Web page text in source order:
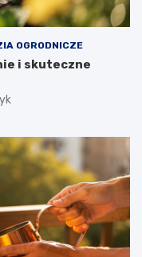
OGRODNICZE
i skuteczne